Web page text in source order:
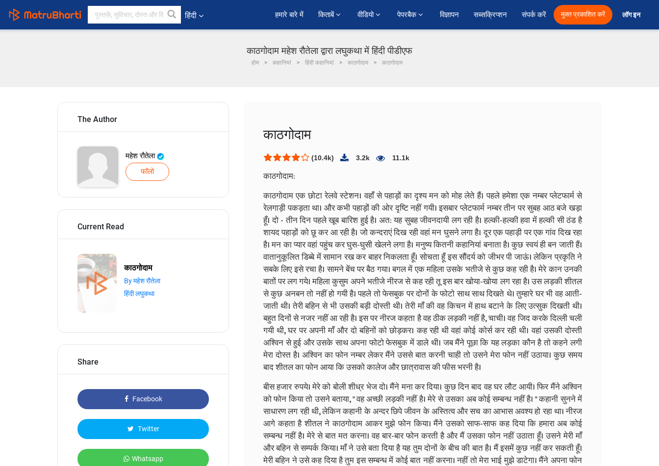
हिंदी हमारे बारे में किताबें वीडियो पेपरबैक विज्ञापन सब्सक्रिप्शन संपर्क करें मुक्त प्रकाशित करें लॉग इन
काठगोदाम महेश रौतेला द्वारा लघुकथा में हिंदी पीडीएफ
होम कहानियां हिंदी कहानियां काठगोदाम काठगोदाम
The Author
महेश रौतेला
फॉलो
Current Read
काठगोदाम
By महेश रौतेला
हिंदी लघुकथा
Share
Facebook
Twitter
Whatsapp
काठगोदाम
(10.4k) 3.2k 11.1k
काठगोदाम:
काठगोदाम एक छोटा रेलवे स्टेशन। वहाँ से पहाड़ों का दृश्य मन को मोह लेते हैं। पहले हमेशा एक नम्बर प्लेटफार्म से
रेलगाड़ी पकड़ता था। और कभी पहाड़ों की ओर दृष्टि नहीं गयी। इसबार प्लेटफार्म नम्बर तीन पर सुबह आठ बजे खड़ा
हूँ। दो - तीन दिन पहले खूब बारिश हुई है। अत: यह सुबह जीवनदायी लग रही है। हल्की-हल्की हवा में हल्की सी ठंड है
शायद पहाड़ों को छू कर आ रही है। जो कन्दराएं दिख रही वहां मन घुसने लगा है। दूर एक पहाड़ी पर एक गांव दिख रहा
है। मन का प्यार वहां पहुंच कर घुस-घुसी खेलने लगा है। मनुष्य कितनी कहानियां बनाता है। कुछ स्वयं ही बन जाती हैं।
वातानुकूलित डिब्बे में सामान रख कर बाहर निकलता हूँ। सोचता हूँ इस सौंदर्य को जीभर पी जाऊं। लेकिन प्रकृति ने
सबके लिए इसे रचा है। सामने बेंच पर बैठ गया। बगल में एक महिला उसके भतीजे से कुछ कह रही है। मेरे कान उनकी
बातों पर लग गये। महिला कुसुम अपने भतीजे नीरज से कह रही तू इस बार खोया-खोया लग रहा है। उस लड़की शीतल
से कुछ अनबन तो नहीं हो गयी है। पहले तो फेसबुक पर दोनों के फोटो साथ साथ दिखते थे। तुम्हारे घर भी वह आती-
जाती थी। तेरी बहिन से भी उसकी बड़ी दोस्ती थी। तेरी माँ की वह किचन में हाथ बटाने के लिए उत्सुक दिखती थी।
बहुत दिनों से नजर नहीं आ रही है। इस पर नीरज कहता है वह ठीक लड़की नहीं है, चाची। वह जिद करके दिल्ली चली
गयी थी, घर पर अपनी माँ और दो बहिनों को छोड़कर। कह रही थी वहां कोई कोर्स कर रही थी। वहां उसकी दोस्ती
अश्विन से हुई और उसके साथ अपना फोटो फेसबुक में डाले थी। जब मैंने पूछा कि यह लड़का कौन है तो कहने लगी
मेरा दोस्त है। अश्विन का फोन नम्बर लेकर मैंने उससे बात करनी चाही तो उसने मेरा फोन नहीं उठाया। कुछ समय
बाद शीतल का फोन आया कि उसको कालेज और छात्रावास की फीस भरनी है।
बीस हजार रुपये। मेरे को बोली शीध्र भेज दो। मैंने मना कर दिया। कुछ दिन बाद वह घर लौट आयी। फिर मैंने अश्विन
को फोन किया तो उसने बताया, " वह अच्छी लड़की नहीं है। मेरे से उसका अब कोई सम्बन्ध नहीं है। " कहानी सुनने में
साधारण लग रही थी, लेकिन कहानी के अन्दर छिपे जीवन के अस्तित्व और सच का आभास अवश्य हो रहा था। नीरज
आगे कहता है शीतल ने काठगोदाम आकर मुझे फोन किया। मैंने उसको साफ-साफ कह दिया कि हमारा अब कोई
सम्बन्ध नहीं है। मेरे से बात मत करना। वह बार-बार फोन करती है और मैं उसका फोन नहीं उठाता हूँ। उसने मेरी माँ
और बहिन से सम्पर्क किया। माँ ने उसे बता दिया है यह तुम दोनों के बीच की बात है। मैं इसमें कुछ नहीं कर सकती हूँ।
मेरी बहिन ने उसे कह दिया है तुम इस सम्बन्ध में कोई बात नहीं करना। नहीं तो मेरा भाई मुझे डाटेगा। मैंने अपना फोन